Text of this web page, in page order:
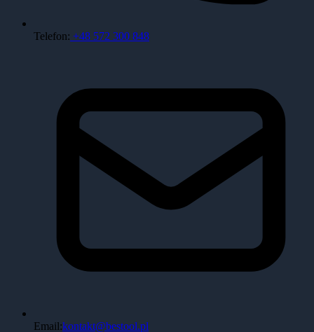
Telefon: +48 572 300 848
Email:kontakt@bestool.pl